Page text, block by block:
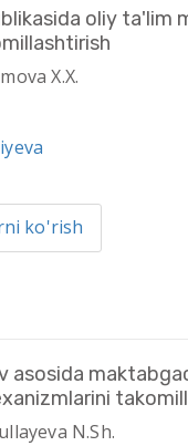
oliy ta'lim
X.X.
ko'rish
asosida
N.Sh.